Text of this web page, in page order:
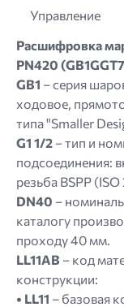
Управление
Расшифровка
PN420
GB1 – серия
ходовое,
типа "Smaller
G1 1/2 – тип и
подсоединения:
резьба BSPP
DN40 –
каталогу
проходу 40 мм.
LL11AB – код
конструкции:
• LL11 – базовая